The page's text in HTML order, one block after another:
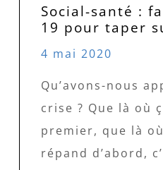
Social-santé :
19 pour taper
4 mai 2020
Qu’avons-nous
crise ? Que là où
premier, que là
répand d’abord,